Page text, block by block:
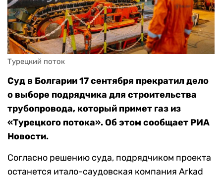
Турецкий поток
Суд в Болгарии 17 сентября прекратил дело
о выборе подрядчика для строительства
трубопровода, который примет газ из
«Турецкого потока». Об этом сообщает РИА
Новости.
Согласно решению суда, подрядчиком проекта
останется итало-саудовская компания Arkad